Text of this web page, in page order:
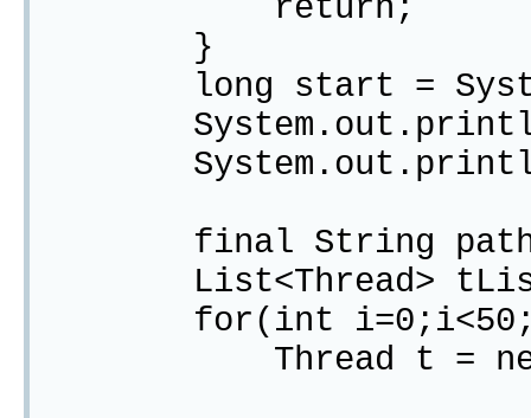
return;
}
long start =
final String path
List<Thread> tList
for(int
Thread t = new